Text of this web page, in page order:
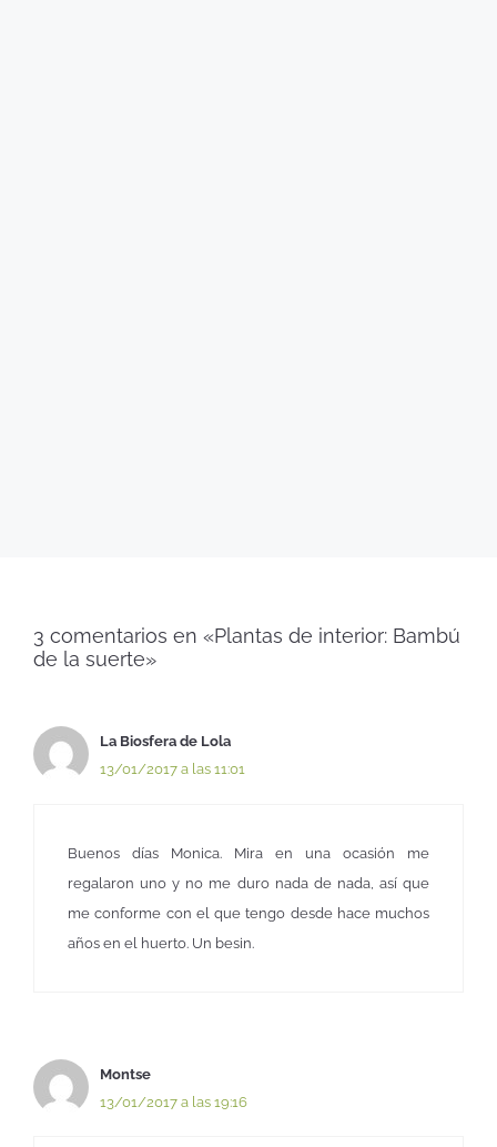
3 comentarios en «Plantas de interior: Bambú
de la suerte»
La Biosfera de Lola
13/01/2017 a las 11:01
Buenos días Monica. Mira en una ocasión me
regalaron uno y no me duro nada de nada, así que
me conforme con el que tengo desde hace muchos
años en el huerto. Un besin.
Montse
13/01/2017 a las 19:16